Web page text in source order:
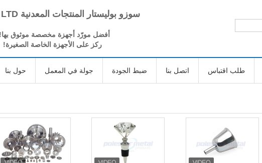
سوزو بوليستار المنتجات المعدنية CO، LTD
أفضل مورّد أجهزة مخصصة موثوق
ركز على الأجهزة الخاصة الصغيرة!
حول بنا جولة في المعمل ضبط الجودة اتصل بنا طلب اقتباس